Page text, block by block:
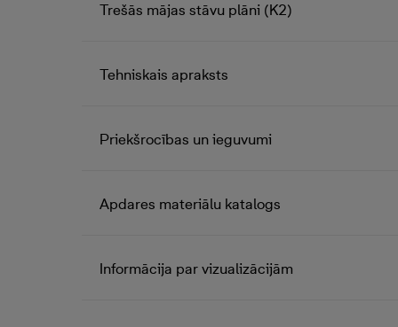
Trešās mājas stāvu plāni (K2)
Tehniskais apraksts
Priekšrocības un ieguvumi
Apdares materiālu katalogs
Informācija par vizualizācijām